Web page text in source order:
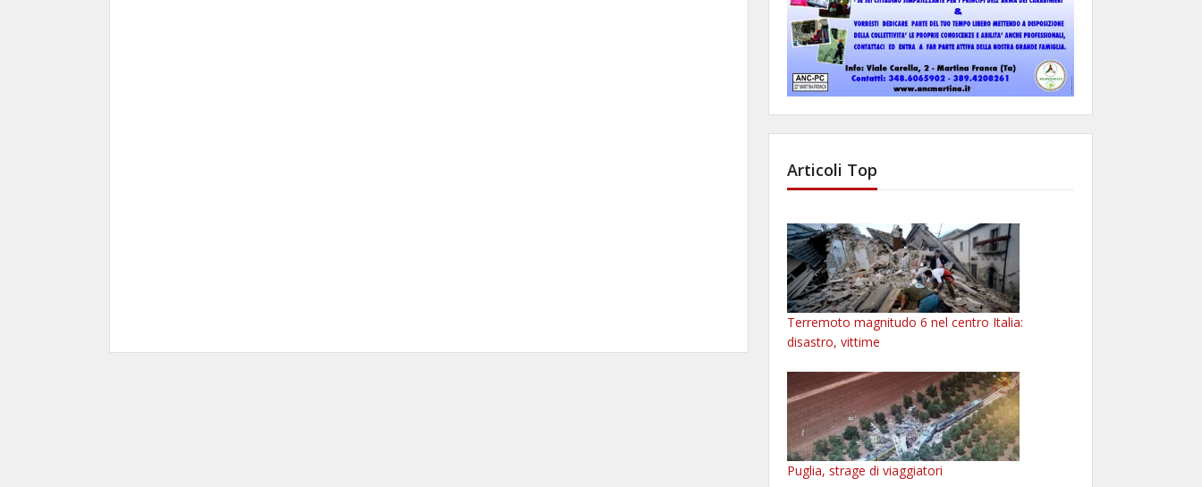
Articoli Top
Terremoto magnitudo 6 nel centro Italia:
disastro, vittime
Puglia, strage di viaggiatori